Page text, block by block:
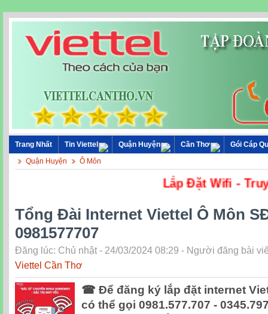
Trang Nhất Tin Viettel Quận Huyện Cần Thơ
Gói Cáp
Quận Huyện
Ô Môn
Lắp Đặt
Tổng Đài Internet Viettel Ô Môn
0981577707
Đăng lúc: Chủ nhật - 24/03/2024 08:29 - Người đăng bài
Viettel Cần Thơ
☎ Để đăng ký lắp đặt internet
có thể gọi 0981.577.707 -